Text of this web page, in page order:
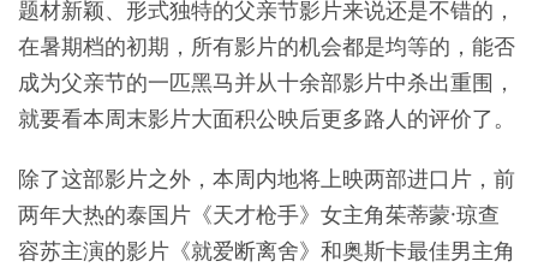
题材新颖、形式独特的父亲节影片来说还是不错的，
在暑期档的初期，所有影片的机会都是均等的，能否
成为父亲节的一匹黑马并从十余部影片中杀出重围，
就要看本周末影片大面积公映后更多路人的评价了。
除了这部影片之外，本周内地将上映两部进口片，前
两年大热的泰国片《天才枪手》女主角茱蒂蒙·琼查
容苏主演的影片《就爱断离舍》和奥斯卡最佳男主角